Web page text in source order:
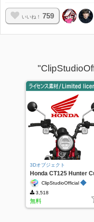
いいね！ 759
3Dオブジェクト
Honda CT125 Hunter
ClipStudioOfficial ◆
3,518
無料